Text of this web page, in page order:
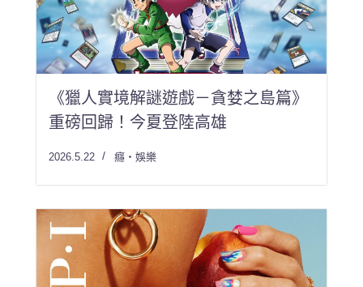
《獵人實境解謎遊戲－貪婪之島篇》
重磅回歸！今夏登陸高雄
2026.5.22 癮・娛樂